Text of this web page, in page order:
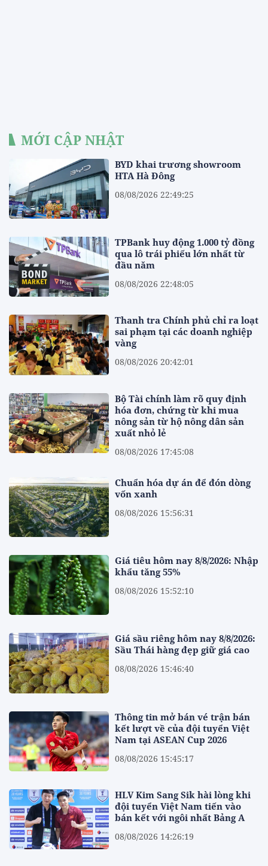
MỚI CẬP NHẬT
BYD khai trương showroom
HTA Hà Đông
08/08/2026 22:49:25
TPBank huy động 1.000 tỷ đồng
qua lô trái phiếu lớn nhất từ
đầu năm
08/08/2026 22:48:05
Thanh tra Chính phủ chỉ ra loạt
sai phạm tại các doanh nghiệp
vàng
08/08/2026 20:42:01
Bộ Tài chính làm rõ quy định
hóa đơn, chứng từ khi mua
nông sản từ hộ nông dân sản
xuất nhỏ lẻ
08/08/2026 17:45:08
Chuẩn hóa dự án để đón dòng
vốn xanh
08/08/2026 15:56:31
Giá tiêu hôm nay 8/8/2026: Nhập
khẩu tăng 55%
08/08/2026 15:52:10
Giá sầu riêng hôm nay 8/8/2026:
Sầu Thái hàng đẹp giữ giá cao
08/08/2026 15:46:40
Thông tin mở bán vé trận bán
kết lượt về của đội tuyển Việt
Nam tại ASEAN Cup 2026
08/08/2026 15:45:17
HLV Kim Sang Sik hài lòng khi
đội tuyển Việt Nam tiến vào
bán kết với ngôi nhất Bảng A
08/08/2026 14:26:19